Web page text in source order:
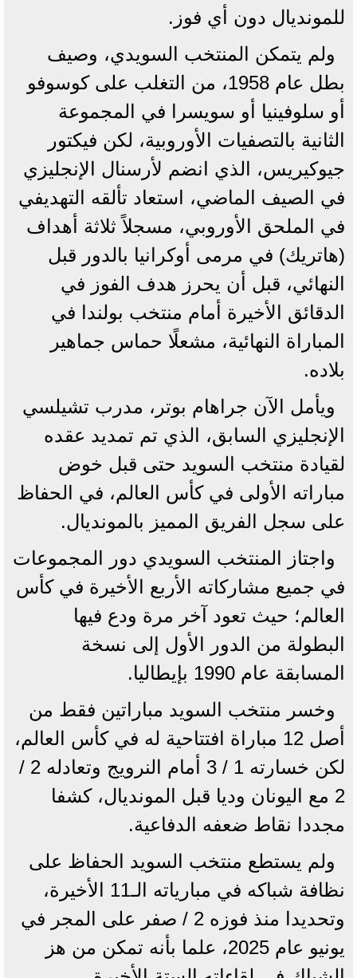
للمونديال دون أي فوز.
ولم يتمكن المنتخب السويدي، وصيف
بطل عام 1958، من التغلب على كوسوفو
أو سلوفينيا أو سويسرا في المجموعة
الثانية بالتصفيات الأوروبية، لكن فيكتور
جيوكيريس، الذي انضم لأرسنال الإنجليزي
في الصيف الماضي، استعاد تألقه التهديفي
في الملحق الأوروبي، مسجلاً ثلاثة أهداف
(هاتريك) في مرمى أوكرانيا بالدور قبل
النهائي، قبل أن يحرز هدف الفوز في
الدقائق الأخيرة أمام منتخب بولندا في
المباراة النهائية، مشعلًا حماس جماهير
بلاده.
ويأمل الآن جراهام بوتر، مدرب تشيلسي
الإنجليزي السابق، الذي تم تمديد عقده
لقيادة منتخب السويد حتى قبل خوض
مباراته الأولى في كأس العالم، في الحفاظ
على سجل الفريق المميز بالمونديال.
واجتاز المنتخب السويدي دور المجموعات
في جميع مشاركاته الأربع الأخيرة في كأس
العالم؛ حيث تعود آخر مرة ودع فيها
البطولة من الدور الأول إلى نسخة
المسابقة عام 1990 بإيطاليا.
وخسر منتخب السويد مباراتين فقط من
أصل 12 مباراة افتتاحية له في كأس العالم،
لكن خسارته 1 / 3 أمام النرويج وتعادله 2 /
2 مع اليونان وديا قبل المونديال، كشفا
مجددا نقاط ضعفه الدفاعية.
ولم يستطع منتخب السويد الحفاظ على
نظافة شباكه في مبارياته الـ11 الأخيرة،
وتحديدا منذ فوزه 2 / صفر على المجر في
يونيو عام 2025، علما بأنه تمكن من هز